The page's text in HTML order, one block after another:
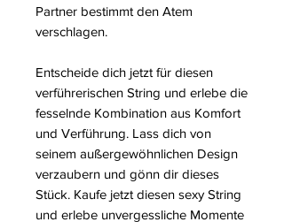
Partner bestimmt den Atem
verschlagen.
Entscheide dich jetzt für diesen
verführerischen String und erlebe die
fesselnde Kombination aus Komfort
und Verführung. Lass dich von
seinem außergewöhnlichen Design
verzaubern und gönn dir dieses
Stück. Kaufe jetzt diesen sexy String
und erlebe unvergessliche Momente